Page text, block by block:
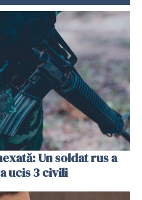
Un soldat rus a
ucis 3 civili